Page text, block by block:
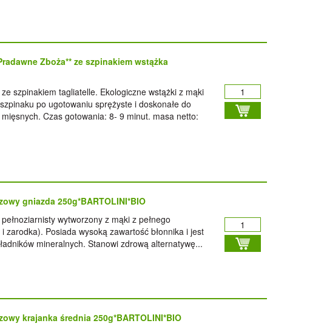
Zboża** ze szpinakiem wstążka
szpinakiem tagliatelle. Ekologiczne wstążki z mąki
po ugotowaniu sprężyste i doskonałe do
Czas gotowania: 8- 9 minut. masa netto:
gniazda 250g*BARTOLINI*BIO
wytworzony z mąki z pełnego
i zarodka). Posiada wysoką zawartość błonnika i jest
mineralnych. Stanowi zdrową alternatywę...
krajanka średnia 250g*BARTOLINI*BIO